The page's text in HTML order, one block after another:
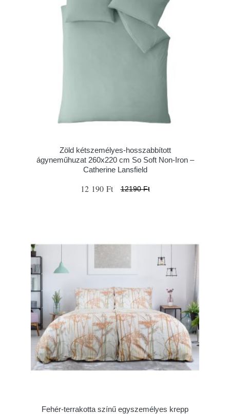
Zöld kétszemélyes-hosszabbított
ágyneműhuzat 260x220 cm So Soft Non-Iron –
Catherine Lansfield
12 190 Ft 12190 Ft
Fehér-terrakotta színű egyszemélyes krepp